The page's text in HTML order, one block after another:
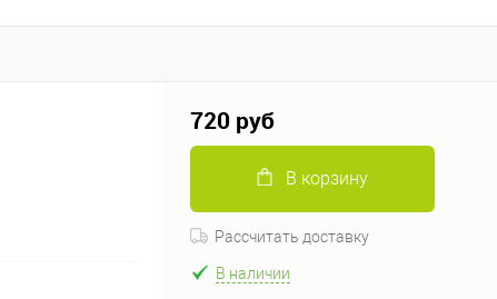
720 руб
В корзину
Рассчитать доставку
В наличии